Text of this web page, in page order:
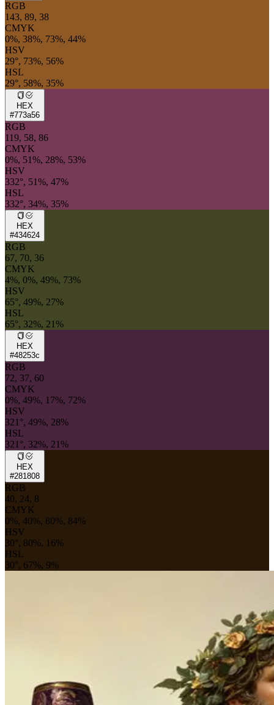
RGB
143, 89, 38
CMYK
0%, 38%, 73%, 44%
HSV
29°, 73%, 56%
HSL
29°, 58%, 35%
HEX
#773a56
RGB
119, 58, 86
CMYK
0%, 51%, 28%, 53%
HSV
332°, 51%, 47%
HSL
332°, 34%, 35%
HEX
#434624
RGB
67, 70, 36
CMYK
4%, 0%, 49%, 73%
HSV
65°, 49%, 27%
HSL
65°, 32%, 21%
HEX
#48253c
RGB
72, 37, 60
CMYK
0%, 49%, 17%, 72%
HSV
321°, 49%, 28%
HSL
321°, 32%, 21%
HEX
#281808
RGB
40, 24, 8
CMYK
0%, 40%, 80%, 84%
HSV
30°, 80%, 16%
HSL
30°, 67%, 9%